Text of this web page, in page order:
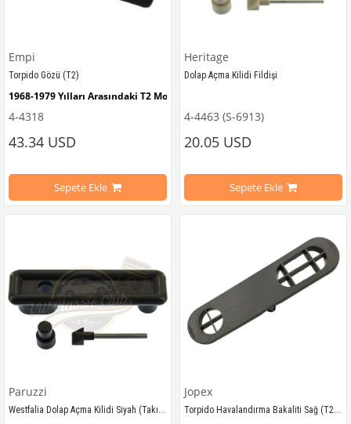
Empi
Torpido Gözü (T2)
1968-1979 Yılları Arasındaki T2 Modelleri İle Uyumludur
T2 A ve T2 B Kasa İle Uyumludur
4-4318
43.34 USD
Sepete Ekle
Heritage
Dolap Açma Kilidi Fildişi
T2 A/B
VWCC Parça No :4-4463OEM
4-4463 (S-6913)
20.05 USD
Sepete Ekle
Paruzzi
Westfalia Dolap Açma Kilidi Siyah (Takım) (T2)
Jopex
Torpido Havalandırma Bakaliti Sağ (T2 B Kasa)